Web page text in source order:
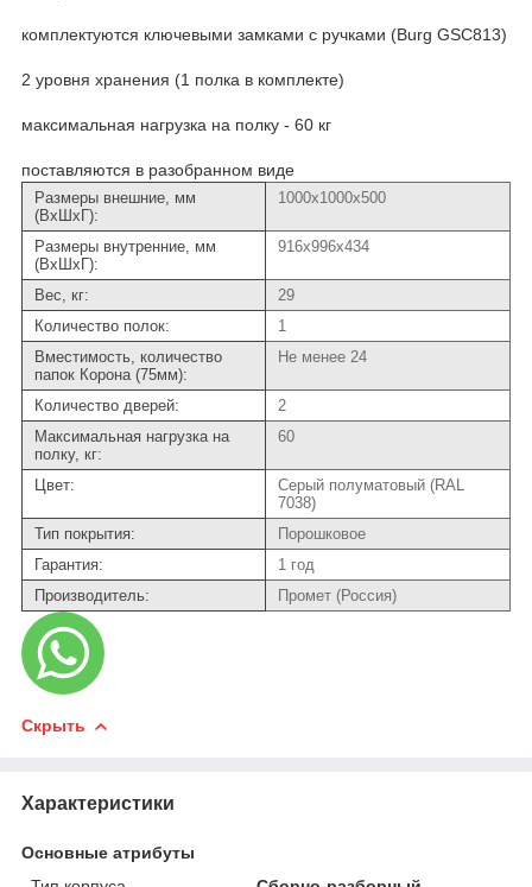
комплектуются ключевыми замками с ручками (Burg GSC813)
2 уровня хранения (1 полка в комплекте)
максимальная нагрузка на полку - 60 кг
поставляются в разобранном виде
Размеры внешние, мм
(ВхШхГ):
1000x1000x500
Размеры внутренние, мм
(ВхШхГ):
916x996x434
Вес, кг:
29
Количество полок:
1
Вместимость, количество
папок Корона (75мм):
Не менее 24
Количество дверей:
2
Максимальная нагрузка на
полку, кг:
60
Цвет:
Серый полуматовый (RAL
7038)
Тип покрытия:
Порошковое
Гарантия:
1 год
Производитель:
Промет (Россия)
Скрыть
Характеристики
Основные атрибуты